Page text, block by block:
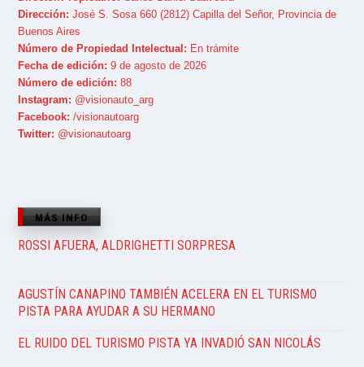
Dirección: José S. Sosa 660 (2812) Capilla del Señor, Provincia de
Buenos Aires
Número de Propiedad Intelectual: En trámite
Fecha de edición: 9 de agosto de 2026
Número de edición: 88
Instagram: @visionauto_arg
Facebook: /visionautoarg
Twitter: @visionautoarg
MÁS INFO
ROSSI AFUERA, ALDRIGHETTI SORPRESA
AGUSTÍN CANAPINO TAMBIÉN ACELERA EN EL TURISMO
PISTA PARA AYUDAR A SU HERMANO
EL RUIDO DEL TURISMO PISTA YA INVADIÓ SAN NICOLÁS